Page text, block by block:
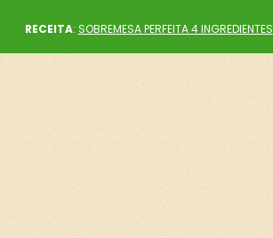
RECEITA: SOBREMESA PERFEITA 4 INGREDIENTES